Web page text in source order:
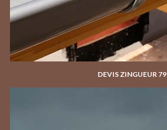
DEVIS ZINGUEUR 79